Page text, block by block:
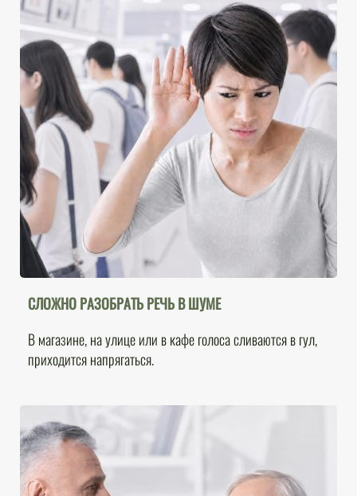
СЛОЖНО РАЗОБРАТЬ РЕЧЬ В ШУМЕ
В магазине, на улице или в кафе голоса сливаются в гул,
приходится напрягаться.